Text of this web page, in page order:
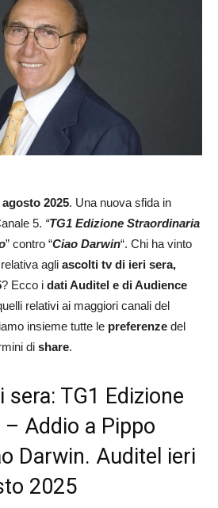
agosto 2025. Una nuova sfida in
5. “TG1 Edizione Straordinaria
” contro “Ciao Darwin“. Chi ha vinto
agli ascolti tv di ieri sera,
? Ecco i dati Auditel e di Audience
relativi ai maggiori canali del
insieme tutte le preferenze del
di share.
TG1 Edizione
Addio a Pippo
Darwin. Auditel ieri
2025